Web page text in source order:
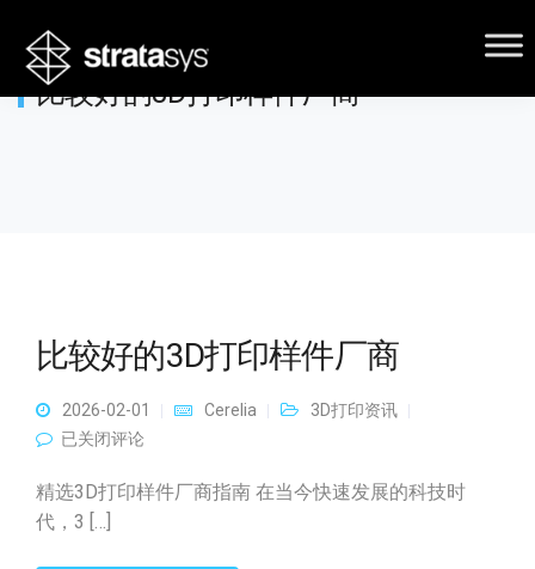
比较好的3D打印样件厂商
比较好的3D打印样件厂商
2026-02-01 Cerelia
3D打印资讯
比较好的3D打印样件厂商
已关闭评论
精选3D打印样件厂商指南 在当今快速发展的科技时
代，3 […]